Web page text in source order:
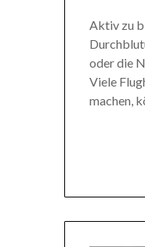
Aktiv zu
oder die
Viele
machen,